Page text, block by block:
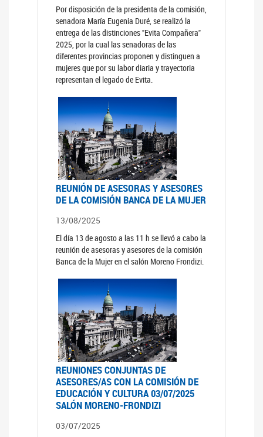
Por disposición de la presidenta de la comisión,
senadora María Eugenia Duré, se realizó la
entrega de las distinciones "Evita Compañera"
2025, por la cual las senadoras de las
diferentes provincias proponen y distinguen a
mujeres que por su labor diaria y trayectoria
representan el legado de Evita.
REUNIÓN DE ASESORAS Y ASESORES
DE LA COMISIÓN BANCA DE LA MUJER
13/08/2025
El día 13 de agosto a las 11 h se llevó a cabo la
reunión de asesoras y asesores de la comisión
Banca de la Mujer en el salón Moreno Frondizi.
REUNIONES CONJUNTAS DE
ASESORES/AS CON LA COMISIÓN DE
EDUCACIÓN Y CULTURA 03/07/2025
SALÓN MORENO-FRONDIZI
03/07/2025